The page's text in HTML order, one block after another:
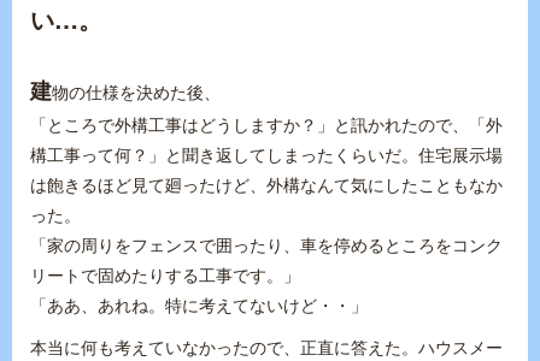
い…。
建物の仕様を決めた後、
「ところで外構工事はどうしますか？」と訊かれたので、「外
構工事って何？」と聞き返してしまったくらいだ。住宅展示場
は飽きるほど見て廻ったけど、外構なんて気にしたこともなか
った。
「家の周りをフェンスで囲ったり、車を停めるところをコンク
リートで固めたりする工事です。」
「ああ、あれね。特に考えてないけど・・」
本当に何も考えていなかったので、正直に答えた。ハウスメー